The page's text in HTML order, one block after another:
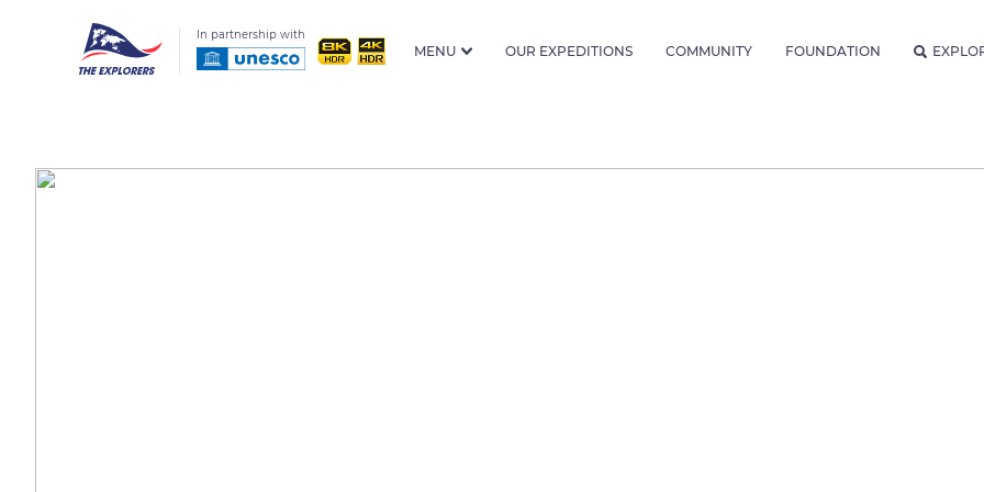
In partnership with
MENU OUR EXPEDITIONS COMMUNITY FOUNDATION